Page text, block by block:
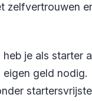
zelfvertrouwen
je als starter
eigen geld nodig.